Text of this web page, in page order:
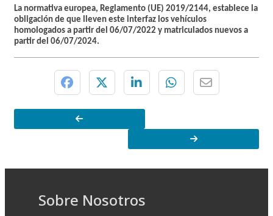
La normativa europea, Reglamento (UE) 2019/2144, establece la
obligación de que lleven este interfaz los vehículos
homologados a partir del 06/07/2022 y matriculados nuevos a
partir del 06/07/2024.
Sobre Nosotros